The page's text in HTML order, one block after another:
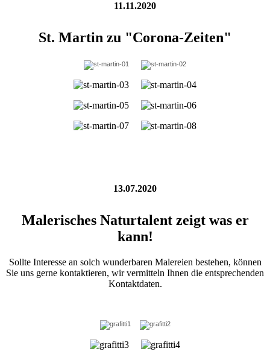
11.11.2020
St. Martin zu "Corona-Zeiten"
13.07.2020
Malerisches Naturtalent zeigt was er
kann!
Sollte Interesse an solch wunderbaren Malereien bestehen, können
Sie uns gerne kontaktieren, wir vermitteln Ihnen die entsprechenden
Kontaktdaten.